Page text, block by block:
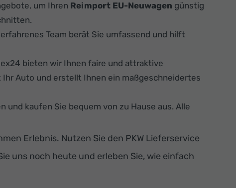
um Ihren Reimport EU-Neuwagen günstig
Team berät Sie umfassend und hilft
bieten wir Ihnen faire und attraktive
Auto und erstellt Ihnen ein maßgeschneidertes
und kaufen Sie bequem von zu Hause aus. Alle
Erlebnis. Nutzen Sie den PKW Lieferservice
uns noch heute und erleben Sie, wie einfach